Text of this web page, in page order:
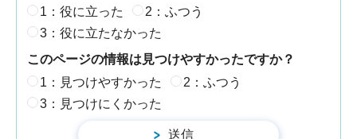
1：役に立った
2：ふつう
3：役に立たなかった
このページの情報は見つけやすかったですか？
1：見つけやすかった
2：ふつう
3：見つけにくかった